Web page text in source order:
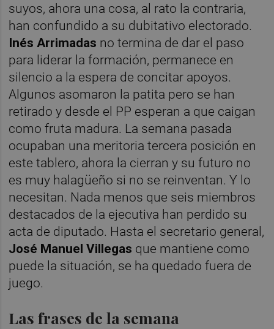
suyos, ahora una cosa, al rato la contraria,
han confundido a su dubitativo electorado.
Inés Arrimadas no termina de dar el paso
para liderar la formación, permanece en
silencio a la espera de concitar apoyos.
Algunos asomaron la patita pero se han
retirado y desde el PP esperan a que caigan
como fruta madura. La semana pasada
ocupaban una meritoria tercera posición en
este tablero, ahora la cierran y su futuro no
es muy halagüeño si no se reinventan. Y lo
necesitan. Nada menos que seis miembros
destacados de la ejecutiva han perdido su
acta de diputado. Hasta el secretario general,
José Manuel Villegas que mantiene como
puede la situación, se ha quedado fuera de
juego.
Las frases de la semana